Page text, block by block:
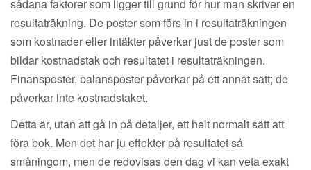
sådana faktorer som ligger till grund för hur man skriver en
resultaträkning. De poster som förs in i resultaträkningen
som kostnader eller intäkter påverkar just de poster som
bildar kostnadstak och resultatet i resultaträkningen.
Finansposter, balansposter påverkar på ett annat sätt; de
påverkar inte kostnadstaket.
Detta är, utan att gå in på detaljer, ett helt normalt sätt att
föra bok. Men det har ju effekter på resultatet så
småningom, men de redovisas den dag vi kan veta exakt